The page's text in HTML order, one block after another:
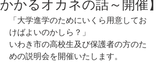
かかるオカネの話～開催】
「大学進学のためにいくら用意してお
けばよいのかしら？」
いわき市の高校生及び保護者の方のた
めの説明会を開催いたします。